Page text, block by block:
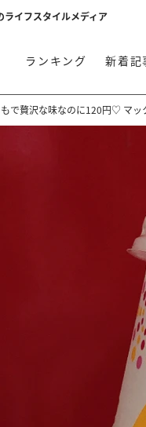
ライフスタイルメディア
ランキング 新着記
で贅沢な味なのに120円♡ マッ